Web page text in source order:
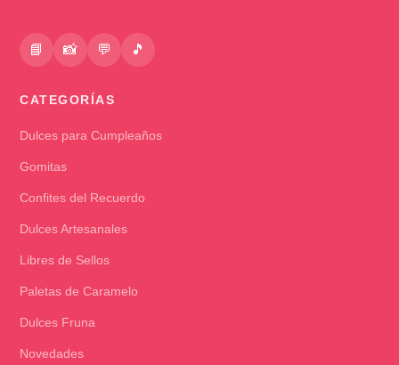
📘 📸 💬 🎵
CATEGORÍAS
Dulces para Cumpleaños
Gomitas
Confites del Recuerdo
Dulces Artesanales
Libres de Sellos
Paletas de Caramelo
Dulces Fruna
Novedades